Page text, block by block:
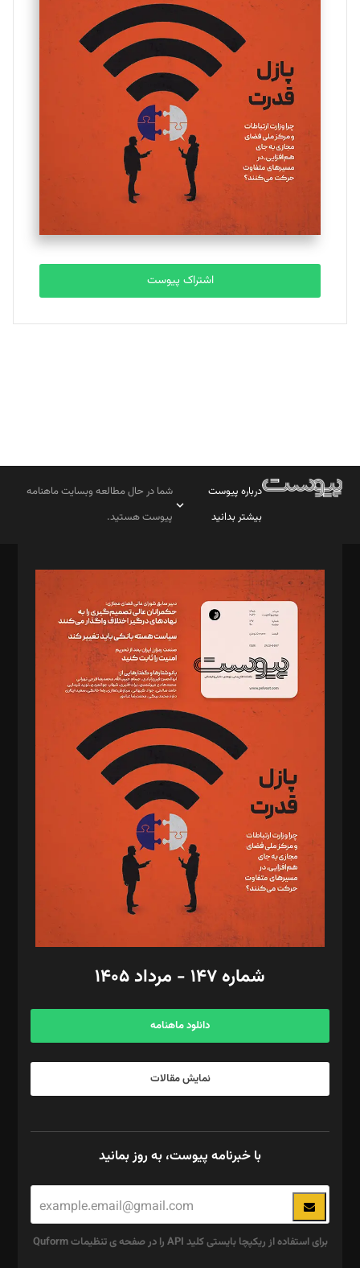
یسنا امان‌پور
تحریریه
ملینا جعفری
تحریریه
مصطفی مسجدی آرانی
تحریریه
بابک نقاش
تحریریه
اشتراک پیوست
درباره پیوست
بیشتر بدانید
شما در حال مطالعه وبسایت ماهنامه
پیوست هستید.
مدیر مسئول: محمدباقر اثنی‌عشری
سردبیر: مهرک محمودی
دبیر تحریریه: میثم قاسمی
د‌بیر ناداستان: سمانه سمیع
د‌بیر خدمت و تجارت: ابوالفضل رجبی
د‌بیر حقوق فناوری: حسام‌الدین ایپکچی
د‌بیر پیوست جهان: مینا پاکدل
د‌بیر تحریریه آنلاین: بابک نقاش
تحریریه‌: مجتبی محمود‌ی، آرش برهمند، یسنا امان‌پور، سروش کرمیان،
مصطفی مسجدی آرانی، ابوالفضل رجبی، زهرا فکرانه، فائزه فتحی
رستمی،مصطفی باستان
ویرایش: نگار استاد‌‌آقا
طراح یونیفرم: مجید توکلی
فیلمبرداری و عکاسی: امیر شفیعی، مانی لطفی زاده
گرافیک و صفحه‌آرایی: سید‌سبحان‌علی ثابت
مد‌یر توسعه تجاری: کامبیز برید‌
امور مالی: شاپور رهبری، محمد‌ کاظمی‌نیا
آگهی و مشترکین: ۰۹۱۹۹۹۹۰۴۵۴
شماره ۱۴۷ - مرداد ۱۴۰۵
دانلود ماهنامه
نمایش مقالات
با خبرنامه پیوست، به روز بمانید
برای استفاده از ریکپچا بایستی کلید API را در صفحه ی تنظیمات Quform